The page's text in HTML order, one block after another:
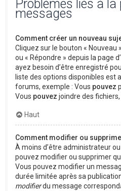
Problèmes liés à
messages
Comment créer un nouveau
Cliquez sur le bouton « Nouveau
ou « Répondre » depuis la page
ayez besoin d’être enregistré
liste des options disponibles est
forums, exemple : Vous pouvez
Vous pouvez joindre des fichiers,
Haut
Comment modifier ou
À moins d’être administrateur
pouvez modifier ou supprimer
Vous pouvez modifier un
durée limitée après sa
modifierdu message